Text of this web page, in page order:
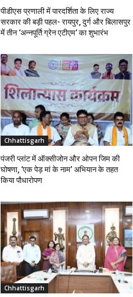
पीडीएस प्रणाली में पारदर्शिता के लिए राज्य
सरकार की बड़ी पहल- रायपुर, दुर्ग और बिलासपुर
में तीन ‘अन्नपूर्ति ग्रेन एटीएम‘ का शुभारंभ
Chhattisgarh
पंजरी प्लांट में ऑक्सीजोन और ओपन जिम की
घोषणा, ‘एक पेड़ मां के नाम’ अभियान के तहत
किया पौधारोपण
Chhattisgarh